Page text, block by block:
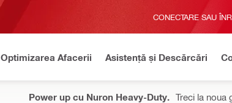
CONECTARE SAU
Optimizarea Afacerii Asistență și Descărcări
Power up cu Nuron Heavy-Duty. Treci la noua